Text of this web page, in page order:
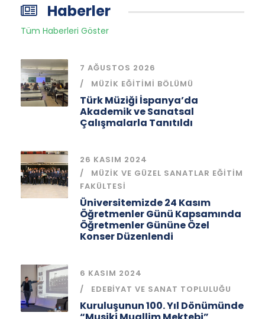
Haberler
Tüm Haberleri Göster
7 AĞUSTOS 2026
MÜZIK EĞITIMI BÖLÜMÜ
Türk Müziği İspanya’da
Akademik ve Sanatsal
Çalışmalarla Tanıtıldı
26 KASIM 2024
MÜZIK VE GÜZEL SANATLAR EĞITIM
FAKÜLTESI
Üniversitemizde 24 Kasım
Öğretmenler Günü Kapsamında
Öğretmenler Gününe Özel
Konser Düzenlendi
6 KASIM 2024
EDEBIYAT VE SANAT TOPLULUĞU
Kuruluşunun 100. Yıl Dönümünde